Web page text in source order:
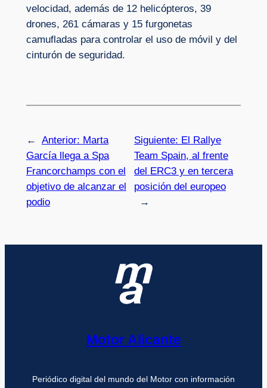
velocidad, además de 12 helicópteros, 39
drones, 261 cámaras y 15 furgonetas
camufladas para controlar el uso de móvil y del
cinturón de seguridad.
← Anterior: Marta
García llega a Spa
Francorchamps con el
objetivo de alcanzar el
podio
Siguiente: El Rallye
Team Spain, al frente
del ERC3 y en tercera
posición del europeo
→
Motor Alicante
Periódico digital del mundo del Motor con información